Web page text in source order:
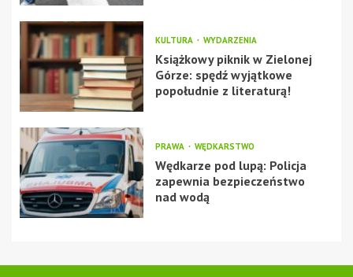
KULTURA WYDARZENIA
Książkowy piknik w Zielonej
Górze: spędź wyjątkowe
popołudnie z literaturą!
PRAWA WĘDKARSTWO
Wędkarze pod lupą: Policja
zapewnia bezpieczeństwo
nad wodą